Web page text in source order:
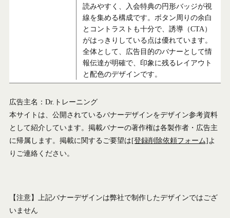
読みやすく、入会特典の円形バッジが視
線を集める構成です。ボタン周りの余白
とコントラストも十分で、誘導（CTA）
がはっきりしている点は優れています。
全体として、広告目的のバナーとして情
報伝達が明確で、印象に残るレイアウト
と配色のデザインです。
広告主名：Dr.トレーニング
本サイトは、公開されているバナーデザインをデザイン参考資料
として紹介しています。掲載バナーの著作権は各製作者・広告主
に帰属します。掲載に関するご要望は[登録削除依頼フォーム]よ
りご連絡ください。
【注意】上記バナーデザインは弊社で制作したデザインではござ
いません